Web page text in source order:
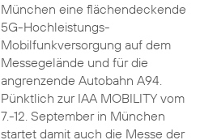
München eine flächendeckende
5G-Hochleistungs-
Mobilfunkversorgung auf dem
Messegelände und für die
angrenzende Autobahn A94.
Pünktlich zur IAA MOBILITY vom
7.-12. September in München
startet damit auch die Messe der